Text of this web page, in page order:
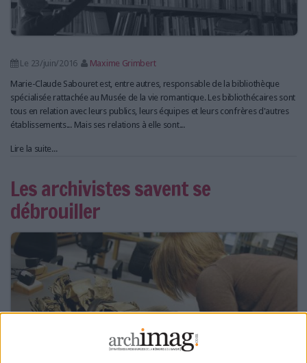
Le 23/juin/2016
Maxime Grimbert
Marie-Claude Sabouret est, entre autres, responsable de la bibliothèque
spécialisée rattachée au Musée de la vie romantique. Les bibliothécaires sont
tous en relation avec leurs publics, leurs équipes et leurs confrères d'autres
établissements... Mais ses relations à elle sont...
Lire la suite...
Les archivistes savent se
débrouiller